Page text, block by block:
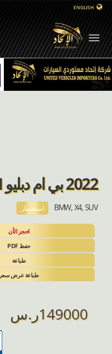
ENGLISH
التبديل
الملاحي
2022 بي ام دبليو XDRIVE30I
BMW, X4, SUV استفسار
احجز الأن
حفظ PDF
طباعة
طباعة عرض سعر
149000ر.س